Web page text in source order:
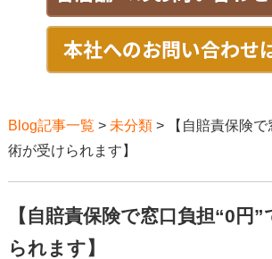
Blog記事一覧 > 未分類> 【自賠責保険で
術が受けられます】
【自賠責保険で窓口負担“0円
られます】